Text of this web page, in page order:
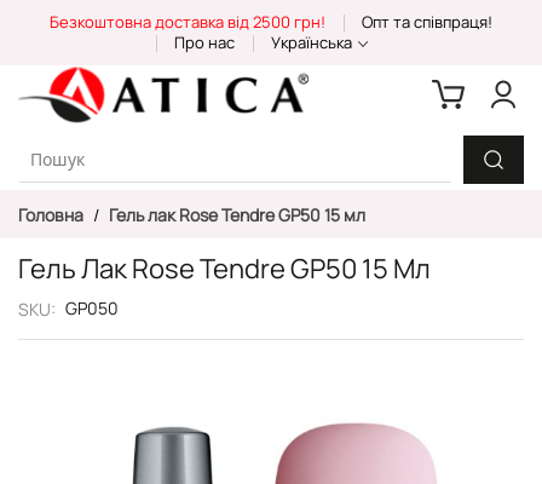
Content
Безкоштовна доставка від 2500 грн!
Опт та співпраця!
Про нас
Українська
Головна Гель лак Rose Tendre GP50 15 мл
Гель Лак Rose Tendre GP50 15 Мл
SKU GP050